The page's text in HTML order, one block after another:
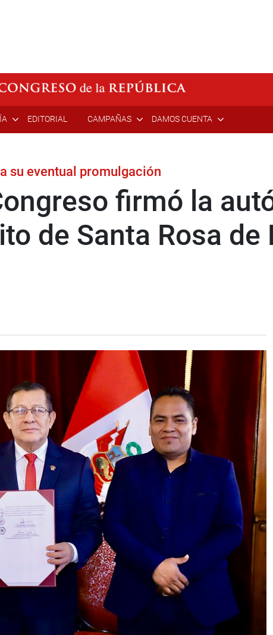
EDITORIAL CAMPAÑAS DAMOS CUENTA
su eventual promulgación
firmó la
de Santa Rosa de